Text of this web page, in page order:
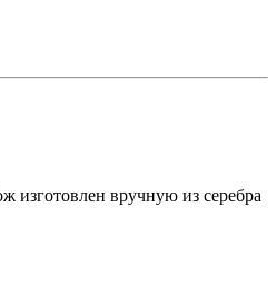
изготовлен вручную из серебра